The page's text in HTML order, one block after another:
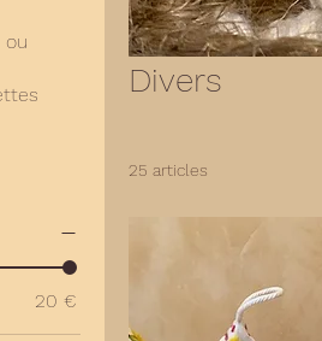
ou
20 €
Divers
25 articles